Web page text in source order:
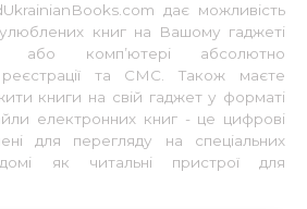
дає можливість
улюблених книг на Вашому гаджеті
або комп’ютері абсолютно
та СМС. Також маєте
книги на свій гаджет у форматі
електронних книг - це цифрові
для перегляду на спеціальних
як читальні пристрої для